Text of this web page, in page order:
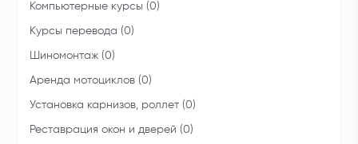
Компьютерные курсы (0)
Курсы перевода (0)
Шиномонтаж (0)
Аренда мотоциклов (0)
Установка карнизов, роллет (0)
Реставрация окон и дверей (0)